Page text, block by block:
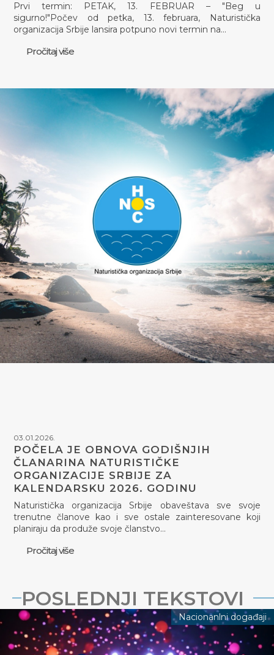
Prvi termin: PETAK, 13. FEBRUAR – "Beg u
sigurno!"Počev od petka, 13. februara, Naturistička
organizacija Srbije lansira potpuno novi termin na…
Pročitaj više
03.01.2026.
POČELA JE OBNOVA GODIŠNJIH
ČLANARINA NATURISTIČKE
ORGANIZACIJE SRBIJE ZA
KALENDARSKU 2026. GODINU
Naturistička organizacija Srbije obaveštava sve svoje
trenutne članove kao i sve ostale zainteresovane koji
planiraju da produže svoje članstvo…
Pročitaj više
POSLEDNJI TEKSTOVI
Nacionanlni događaji